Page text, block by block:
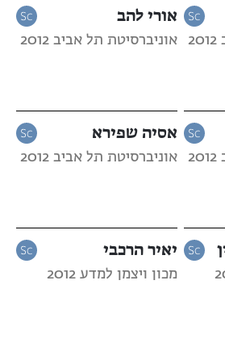
אורי להב
אוניברסיטת תל אביב 2012
אסיה שפירא
אוניברסיטת תל אביב 2012
יאיר הרכבי
מכון ויצמן למדע 2012